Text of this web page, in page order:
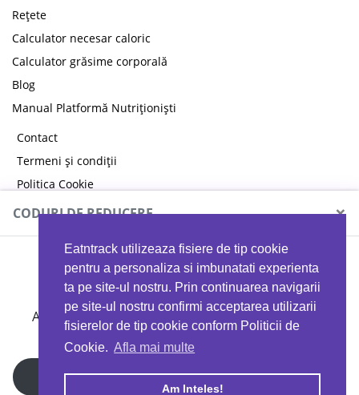
Eatntrack utilizeaza fisiere de tip cookie
pentru a personaliza si imbunatati experienta
ta pe site-ul nostru. Prin continuarea navigarii
pe site-ul nostru confirmi acceptarea utilizarii
fisierelor de tip cookie conform Politicii de
Cookie. Afla mai multe
Am Inteles!
Rețete
Calculator necesar caloric
Calculator grăsime corporală
Blog
Manual Platformă Nutriționiști
Contact
Termeni și condiții
Politica Cookie
Politica de confidențialitate
CODURI DE REDUCERE ×
MYPROTEIN
Ai 40%reducere la orice comandă folosind codul
EATTRACK
Profită acum